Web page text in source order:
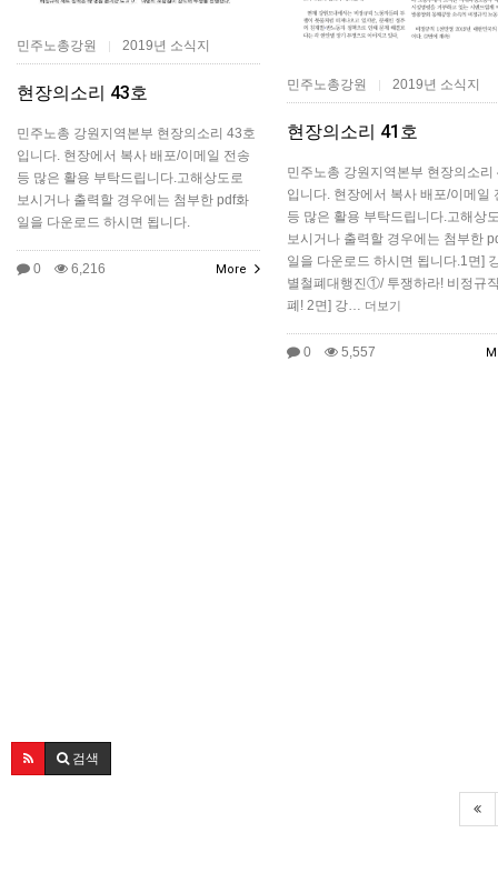
민주노총강원 | 2019년 소식지
현장의소리 43호
민주노총 강원지역본부 현장의소리 43호
입니다. 현장에서 복사 배포/이메일 전송
등 많은 활용 부탁드립니다.고해상도로
보시거나 출력할 경우에는 첨부한 pdf화
일을 다운로드 하시면 됩니다.
0 6,216 More
민주노총강원 | 2019년 소식지
현장의소리 41호
민주노총 강원지역본부 현장의소리
입니다. 현장에서 복사 배포/이메일
등 많은 활용 부탁드립니다.​고해상
보시거나 출력할 경우에는 첨부한
일을 다운로드 하시면 됩니다.1면]
별철폐대행진①/ 투쟁하라! 비정규
폐! 2면] 강…
더보기
0 5,557
검색